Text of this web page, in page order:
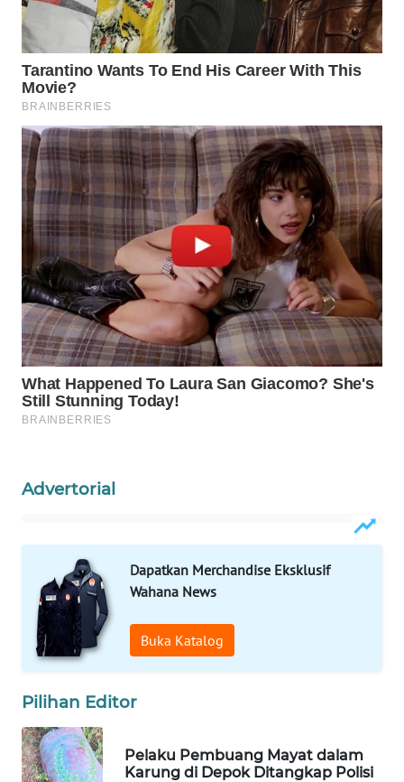
Advertorial
Dapatkan Merchandise Eksklusif
Wahana News
Buka Katalog
Pilihan Editor
Pelaku Pembuang Mayat dalam
Karung di Depok Ditangkap Polisi
WAHANA
KONSUMEN
WAHANA
LISTRIK
WAHANA
TRAVEL
WAHANA
TV
WAHANANEWS
ID
WAHANANEWS
CO ID
WAHANANEWS
WAHANA
WAHANA
UMKM
WAHANA
SELEB
PERSONA
WAHANA
OTOMOTIF